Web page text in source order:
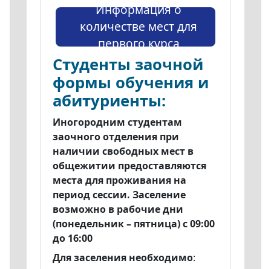
Информация о
количестве мест для
первого курса
Студенты заочной
формы обучения и
абитуриенты:
Иногородним студентам
заочного отделения при
наличии свободных мест в
общежитии предоставляются
места для проживания на
период сессии. Заселение
возможно в рабочие дни
(понедельник – пятница) с 09:00
до 16:00
Для заселения необходимо: